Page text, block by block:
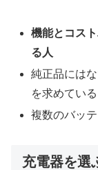
機能とコス
る人
純正品には
を求めている
複数のバッ
充電器を選